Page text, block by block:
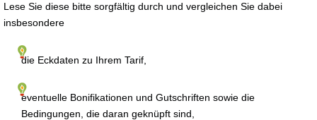
Lese Sie diese bitte sorgfältig durch und vergleichen Sie dabei
insbesondere
die Eckdaten zu Ihrem Tarif,
eventuelle Bonifikationen und Gutschriften sowie die
Bedingungen, die daran geknüpft sind,